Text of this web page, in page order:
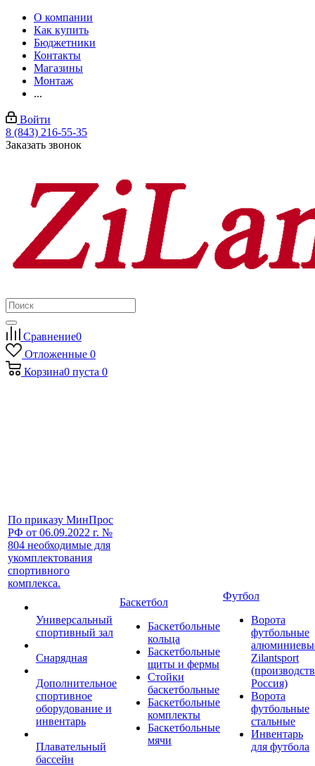
О компании
Как купить
Бюджетники
Контакты
Магазины
Монтаж
...
Войти
8 (843) 216-55-35
Заказать звонок
Сравнение0
Отложенные 0
Корзина0 пуста 0
По приказу МинПрос
РФ от 06.09.2022 г. №
804 необходимые для
укомплектования
спортивного
комплекса.
Универсальный
спортивный зал
Снарядная
Дополнительное
спортивное
оборудование и
инвентарь
Плавательный
бассейн
Баскетбол
Баскетбольные
кольца
Баскетбольные
щиты и фермы
Стойки
баскетбольные
Баскетбольные
комплекты
Баскетбольные
мячи
Футбол
Ворота
футбольные
Zilantsport
Россия)
Ворота
футбольные
стальные
Инвентарь
для футбола